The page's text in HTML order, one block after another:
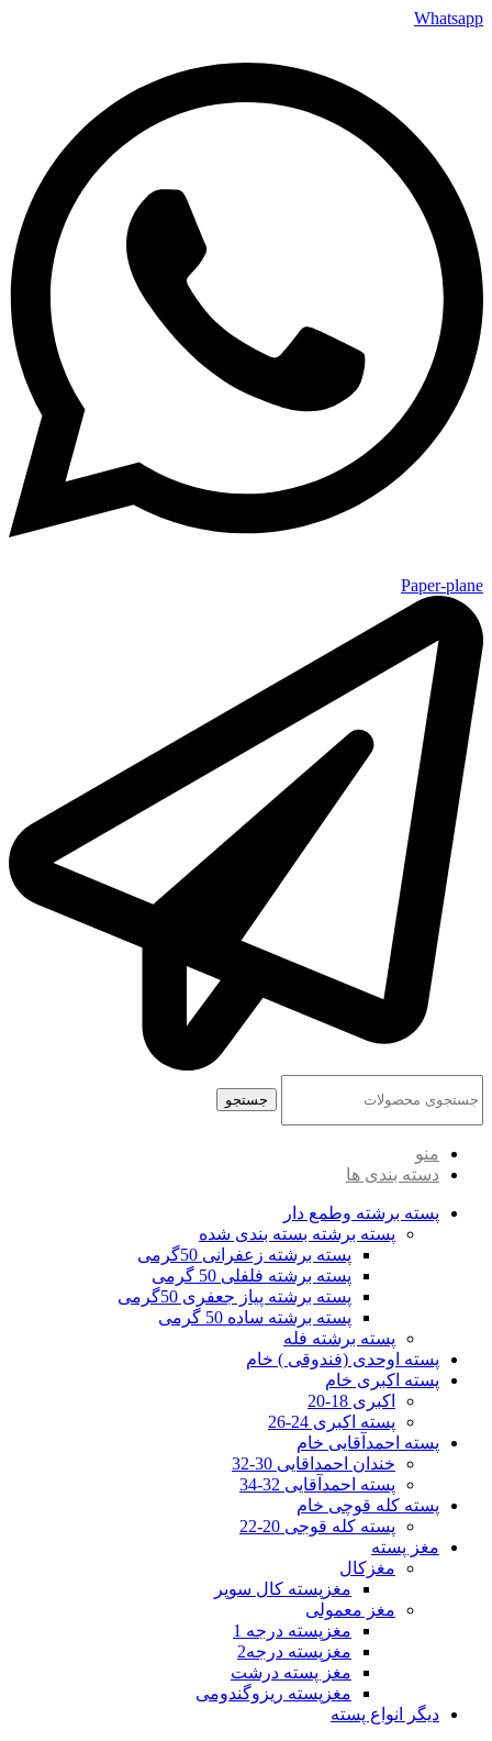
Whatsapp
Paper-plane
جستجو
منو
دسته بندی ها
پسته برشته وطمع دار
پسته برشته بسته بندی شده
پسته برشته زعفرانی 50گرمی
پسته برشته فلفلی 50 گرمی
پسته برشته پیاز جعفری 50گرمی
پسته برشته ساده 50 گرمی
پسته برشته فله
پسته اوحدی (فندوقی ) خام
پسته اکبری خام
اکبری 18-20
پسته اکبری 24-26
پسته احمدآقایی خام
خندان احمداقایی 30-32
پسته احمدآقایی 32-34
پسته کله قوچی خام
پسته کله قوجی 20-22
مغز پسته
مغزکال
مغزپسته کال سوپر
مغز معمولی
مغزپسته درجه 1
مغزپسته درجه2
مغز پسته درشت
مغزپسته ریزوگندومی
دیگر انواع پسته